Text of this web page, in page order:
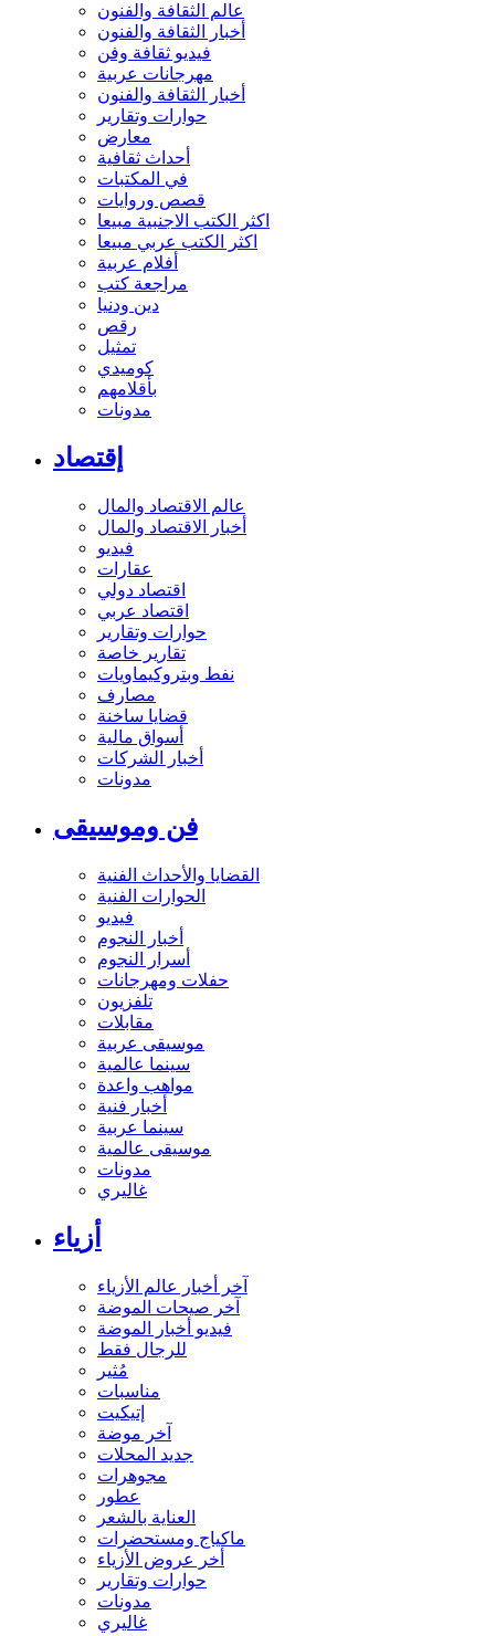
عالم الثقافة والفنون
أخبار الثقافة والفنون
فيديو ثقافة وفن
مهرجانات عربية
أخبار الثقافة والفنون
حوارات وتقارير
معارض
أحداث ثقافية
في المكتبات
قصص وروايات
اكثر الكتب الاجنبية مبيعا
اكثر الكتب عربي مبيعا
أفلام عربية
مراجعة كتب
دين ودنيا
رقص
تمثيل
كوميدي
بأقلامهم
مدونات
إقتصاد
عالم الاقتصاد والمال
أخبار الاقتصاد والمال
فيديو
عقارات
اقتصاد دولي
اقتصاد عربي
حوارات وتقارير
تقارير خاصة
نفط وبتروكيماويات
مصارف
قضايا ساخنة
أسواق مالية
أخبار الشركات
مدونات
فن وموسيقى
القضايا والأحداث الفنية
الحوارات الفنية
فيديو
أخبار النجوم
أسرار النجوم
حفلات ومهرجانات
تلفزيون
مقابلات
موسيقى عربية
سينما عالمية
مواهب واعدة
أخبار فنية
سينما عربية
موسيقى عالمية
مدونات
غاليري
أزياء
آخر أخبار عالم الأزياء
آخر صيحات الموضة
فيديو أخبار الموضة
للرجال فقط
مُثير
مناسبات
إتيكيت
آخر موضة
جديد المحلات
مجوهرات
عطور
العناية بالشعر
ماكياج ومستحضرات
أخر عروض الأزياء
حوارات وتقارير
مدونات
غاليري